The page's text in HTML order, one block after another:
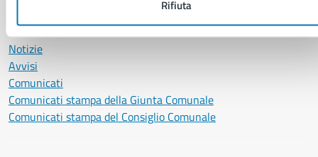
Rifiuta
NOVITÀ
Notizie
Avvisi
Comunicati
Comunicati stampa della Giunta Comunale
Comunicati stampa del Consiglio Comunale